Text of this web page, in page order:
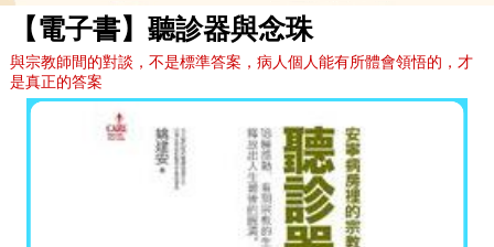
【電子書】聽診器與念珠
與宗教師間的對談，不是標準答案，病人個人能有所體會領悟的，才
是真正的答案